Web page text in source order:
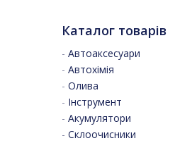
Каталог товарів
- Автоаксесуари
- Автохімія
- Олива
- Інструмент
- Акумулятори
- Склоочисники